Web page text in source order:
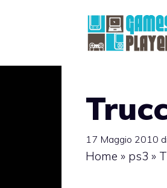
17 Maggio 2010 di
Home » ps3 »